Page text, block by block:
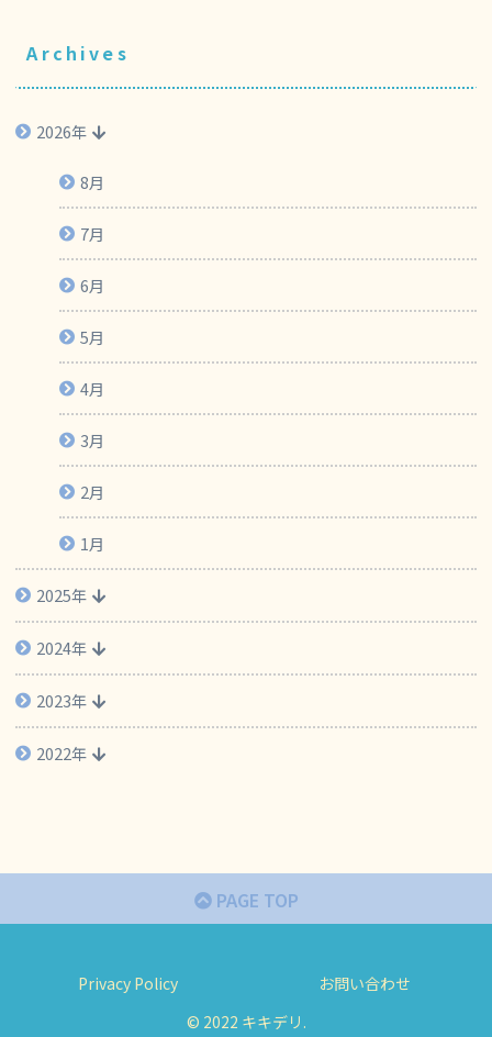
Archives
2026年
8月
7月
6月
5月
4月
3月
2月
1月
2025年
2024年
2023年
2022年
PAGE TOP
Privacy Policy
お問い合わせ
© 2022 キキデリ.